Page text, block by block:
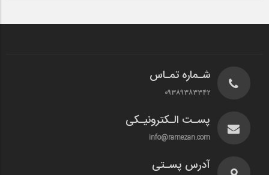
شـماره تمـاس
۰۹۳۸۹۳۸۳۳۴۲
پسـت الـکترونیـکی
info@ramezan.com
آدرس پسـتی